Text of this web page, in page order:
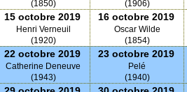
(1850)
(1906)
15 octobre 2019
Henri Verneuil
(1920)
16 octobre 2019
Oscar Wilde
(1854)
22 octobre 2019
Catherine Deneuve
(1943)
23 octobre 2019
Pelé
(1940)